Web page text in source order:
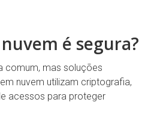
é segura?
comum, mas soluções
nuvem utilizam criptografia,
acessos para proteger